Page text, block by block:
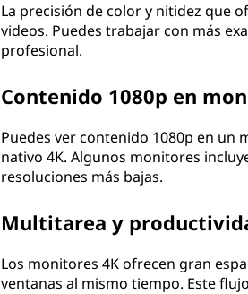
La precisión de color y nitidez que
videos. Puedes trabajar con más
profesional.
Contenido 1080p en
Puedes ver contenido 1080p en
nativo 4K. Algunos monitores
resoluciones más bajas.
Multitarea y
Los monitores 4K ofrecen gran
ventanas al mismo tiempo. Este